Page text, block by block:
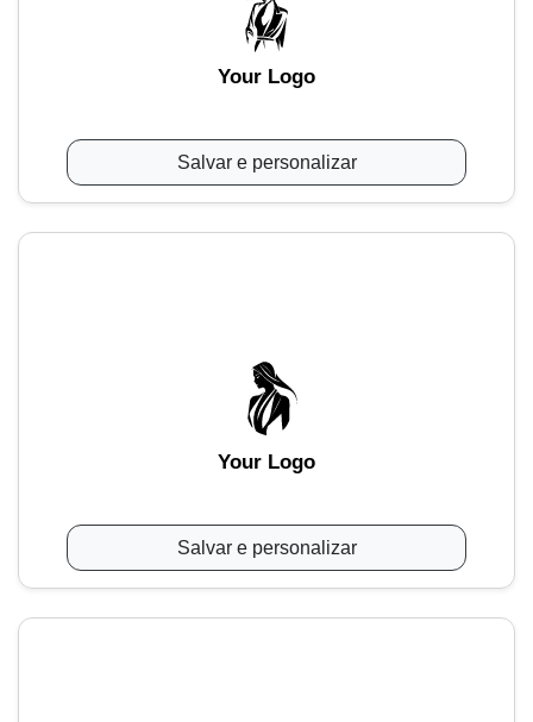
Your Logo
Salvar e personalizar
Your Logo
Salvar e personalizar